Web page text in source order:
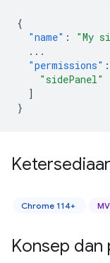
{
"name" : "My
...
"permissions" :
"sidePanel"
]
}
Chrome 114+
Konsep dan